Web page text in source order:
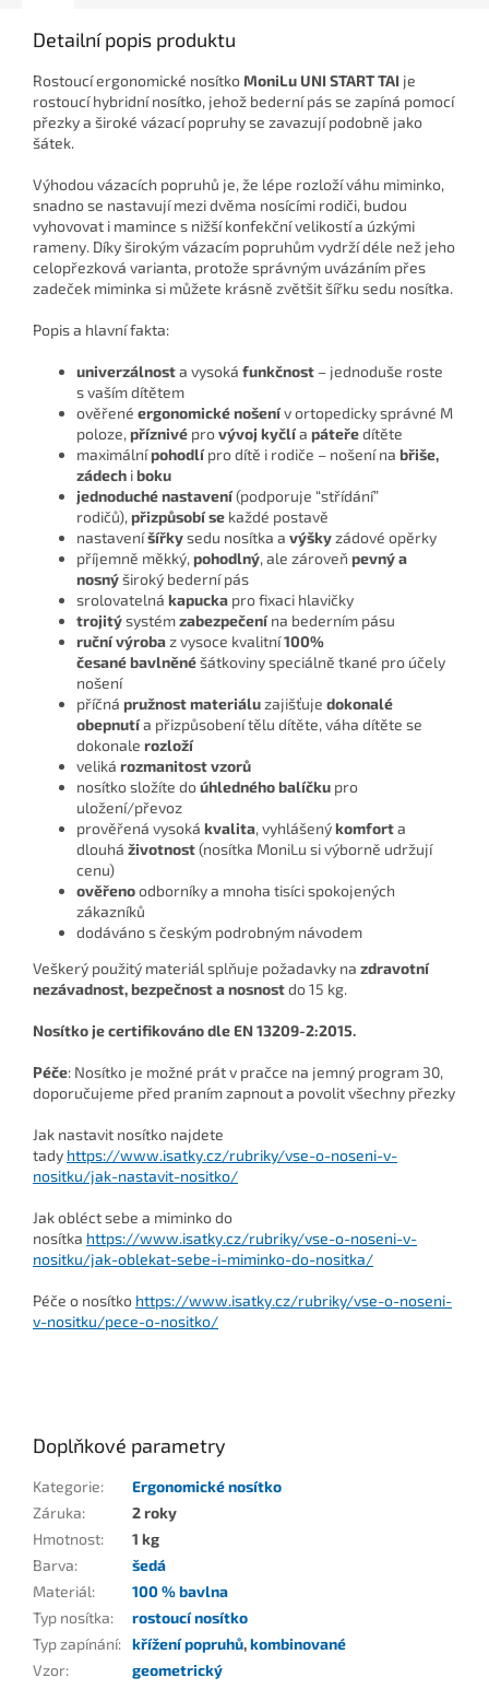
Detailní popis produktu
Rostoucí ergonomické nosítkoMoniLu UNI STARTTAI je
rostoucí hybridní nosítko, jehož bederní pás se zapíná pomocí
přezky a široké vázací popruhy se zavazují podobně jako
šátek.
Výhodou vázacích popruhů je, že lépe rozloží váhu miminko,
snadno se nastavují mezi dvěma nosícími rodiči, budou
vyhovovat i mamince s nižší konfekční velikostí a úzkými
rameny. Díky širokým vázacím popruhům vydrží déle než jeho
celopřezková varianta, protože správným uvázáním přes
zadeček miminka si můžete krásně zvětšit šířku sedu nosítka.
Popis a hlavní fakta:
univerzálnosta vysoká funkčnost – jednoduše roste
s vaším dítětem
ověřené ergonomické nošenív ortopedicky správné M
poloze, příznivé provývoj kyčlía páteředítěte
maximálnípohodlí pro dítě i rodiče – nošení na břiše,
zádech iboku
jednoduché nastavení(podporuje “střídání”
rodičů), přizpůsobí se každé postavě
nastaveníšířkysedu nosítka a výškyzádové opěrky
příjemně měkký, pohodlný, ale zároveň pevný a
nosnýširoký bederní pás
srolovatelná kapucka pro fixaci hlavičky
trojitýsystémzabezpečení na bederním pásu
ruční výrobaz vysoce kvalitní100%
česanébavlněnéšátkoviny speciálně tkané pro účely
nošení
příčná pružnost materiáluzajišťuje dokonalé
obepnutía přizpůsobení tělu dítěte, váha dítěte se
dokonale rozloží
veliká rozmanitost vzorů
nosítko složíte doúhledného balíčku pro
uložení/převoz
prověřená vysoká kvalita, vyhlášenýkomforta
dlouhá životnost(nosítka MoniLu si výborně udržují
cenu)
ověřenoodborníky a mnoha tisíci spokojených
zákazníků
dodáváno s českým podrobným návodem
Veškerý použitý materiál splňuje požadavky na zdravotní
nezávadnost, bezpečnost a nosnostdo 15 kg.
Nosítko je certifikováno dle EN 13209-2:2015.
Péče: Nosítko je možné prát v pračce na jemný program 30,
doporučujeme před praním zapnout a povolit všechny přezky
Jak nastavit nosítko najdete
tady https://www.isatky.cz/rubriky/vse-o-noseni-v-
nositku/jak-nastavit-nositko/
Jak obléct sebe a miminko do
nosítka https://www.isatky.cz/rubriky/vse-o-noseni-v-
nositku/jak-oblekat-sebe-i-miminko-do-nositka/
Péče o nosítko https://www.isatky.cz/rubriky/vse-o-noseni-
v-nositku/pece-o-nositko/
Doplňkové parametry
Kategorie:
Ergonomické nosítko
Záruka:
2 roky
Hmotnost:
1 kg
Barva:
šedá
Materiál:
100 % bavlna
Typ nosítka:
rostoucí nosítko
Typ zapínání: křížení popruhů,kombinované
Vzor: geometrický